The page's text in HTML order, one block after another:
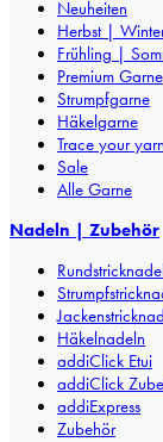
Neuheiten
Herbst |
Frühling |
Premium Garne
Strumpfgarne
Häkelgarne
Trace your yarn
Sale
Alle Garne
Nadeln | Zubehör
Häkelnadeln
addiClick Etui
addiClick
addiExpress
Zubehör